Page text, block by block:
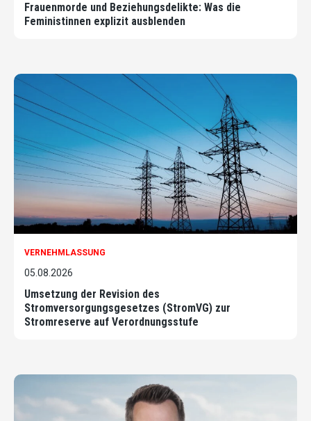
Frauenmorde und Beziehungsdelikte: Was die
Feministinnen explizit ausblenden
VERNEHMLASSUNG
05.08.2026
Umsetzung der Revision des
Stromversorgungsgesetzes (StromVG) zur
Stromreserve auf Verordnungsstufe